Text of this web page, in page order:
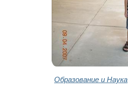
Образование и Наука